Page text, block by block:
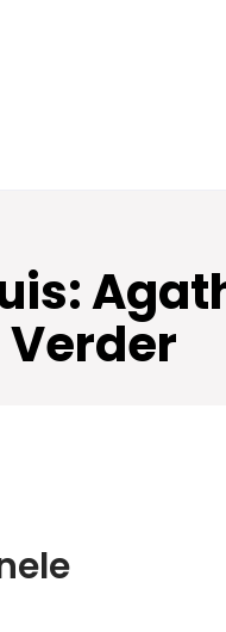
Verder